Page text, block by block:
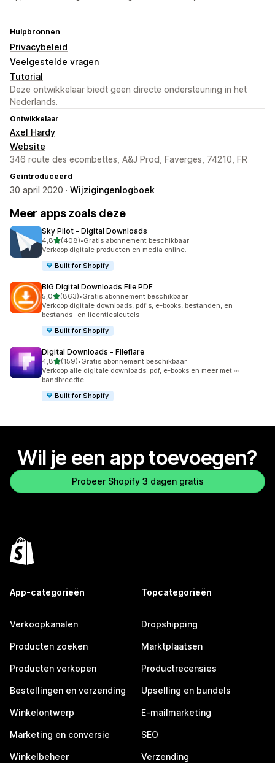
Hulpbronnen
Privacybeleid
Veelgestelde vragen
Tutorial
Deze ontwikkelaar biedt geen directe ondersteuning in het
Nederlands.
Ontwikkelaar
Axel Hardy
Website
346 route des ecombettes, A&J Prod, Faverges, 74210, FR
Geïntroduceerd
30 april 2020 · Wijzigingenlogboek
Meer apps zoals deze
Sky Pilot ‑ Digital Downloads
4,8van 5 sterren
(408)
408 recensies in totaal
•Gratis abonnement beschikbaar
Verkoop digitale producten en media online.
Built for Shopify
BIG Digital Downloads File PDF
5,0van 5 sterren
(863)
863 recensies in totaal
•Gratis abonnement beschikbaar
Verkoop digitale downloads, pdf's, e-books, bestanden, en
bestands- en licentiesleutels
Built for Shopify
Digital Downloads ‑ Fileflare
4,8van 5 sterren
(159)
159 recensies in totaal
•Gratis abonnement beschikbaar
Verkoop alle digitale downloads: pdf, e-books en meer met ∞
bandbreedte
Built for Shopify
Wil je een app toevoegen?
Probeer Shopify 3 dagen gratis
App-categorieën
Verkoopkanalen
Producten zoeken
Producten verkopen
Bestellingen en verzending
Winkelontwerp
Marketing en conversie
Winkelbeheer
Topcategorieën
Dropshipping
Marktplaatsen
Productrecensies
Upselling en bundels
E-mailmarketing
SEO
Verzending